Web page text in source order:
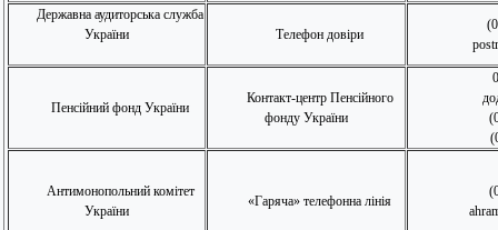
Державна аудиторська служба
України
Телефон довіри
Пенсійний фонд України
Контакт-центр Пенсійного
фонду України
Антимонопольний комітет
України
«Гаряча» телефонна лінія